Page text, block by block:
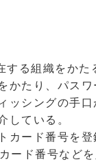
る組織をか
かたり、パス
ッシングの手口
ている。
カード番号を
ード番号など